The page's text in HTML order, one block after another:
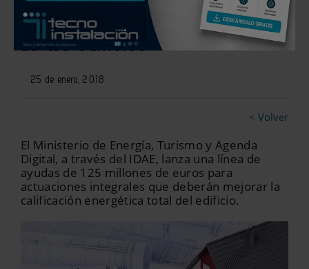
mejorar la eficiencia energética
de los edificios
25 de enero, 2018
< Volver
El Ministerio de Energía, Turismo y Agenda
Digital, a través del IDAE, lanza una línea de
ayudas de 125 millones de euros para
actuaciones integrales que deberán mejorar la
calificación energética total del edificio.